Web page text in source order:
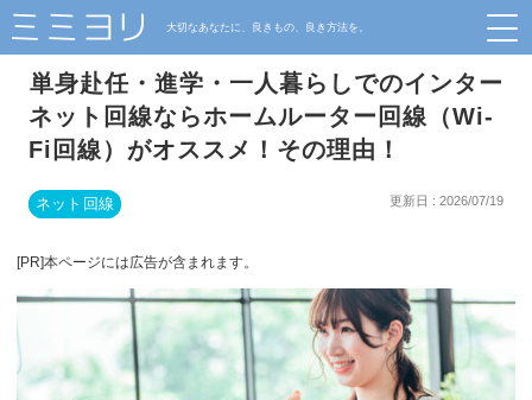
大切なあなたに、良きもの、良き方法を。
単身赴任・進学・一人暮らしでのインター
ネット回線ならホームルーター回線（Wi-
Fi回線）がオススメ！その理由！
ネット回線 更新日 : 2026/07/19
[PR]本ページには広告が含まれます。